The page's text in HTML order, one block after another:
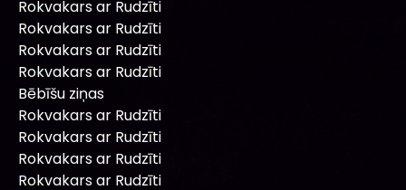
Rokvakars ar Rudzīti
Rokvakars ar Rudzīti
Rokvakars ar Rudzīti
Rokvakars ar Rudzīti
Bēbīšu ziņas
Rokvakars ar Rudzīti
Rokvakars ar Rudzīti
Rokvakars ar Rudzīti
Rokvakars ar Rudzīti